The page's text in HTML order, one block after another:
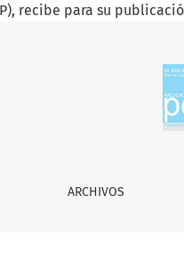
recibe para su
ARCHIVOS